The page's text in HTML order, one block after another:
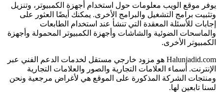
يوفر موقع الويب معلومات حول استخدام أجهزة الكمبيوتر، وتنزيل
وتثبيت برامج التشغيل والبرامج الأخرى. يمكنك أيضًا العثور على
إجابات للأسئلة المعقدة التي تنشأ عند استخدام الطابعات
والماسحات الضوئية والشاشات وأجهزة الكمبيوتر المحمولة وأجهزة
الكمبيوتر الأخرى.
Halunjadid.com هو مزود خارجي مستقل لخدمات الدعم الفني عبر
الإنترنت. أسماء العلامات التجارية والصور والعلامات التجارية
ومنتجات الشركة المذكورة على الموقع هي لأغراض مرجعية ونحن
لسنا تابعين لها.